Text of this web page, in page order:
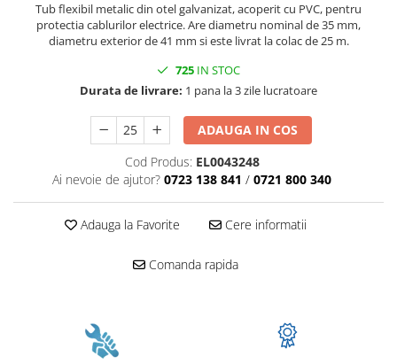
Tub flexibil metalic din otel galvanizat, acoperit cu PVC, pentru
protectia cablurilor electrice. Are diametru nominal de 35 mm,
diametru exterior de 41 mm si este livrat la colac de 25 m.
725 IN STOC
Durata de livrare: 1 pana la 3 zile lucratoare
ADAUGA IN COS
Cod Produs: EL0043248
Ai nevoie de ajutor? 0723 138 841 / 0721 800 340
Adauga la Favorite Cere informatii
Comanda rapida